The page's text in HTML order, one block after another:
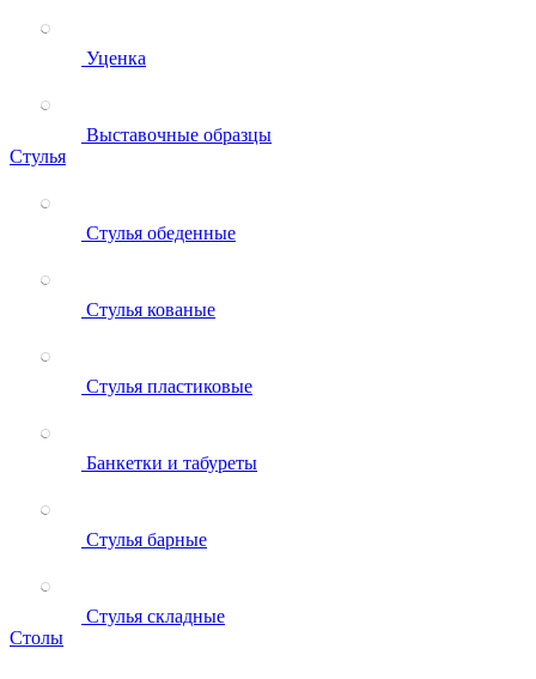
Уценка
Выставочные образцы
Стулья
Стулья обеденные
Стулья кованые
Стулья пластиковые
Банкетки и табуреты
Стулья барные
Стулья складные
Столы